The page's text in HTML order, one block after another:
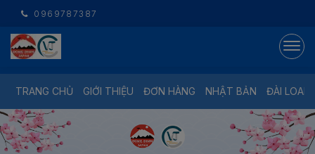
0969787387
TRANG CHỦ GIỚI THIỆU ĐƠN HÀNG NHẬT BẢN ĐÀI LOAN